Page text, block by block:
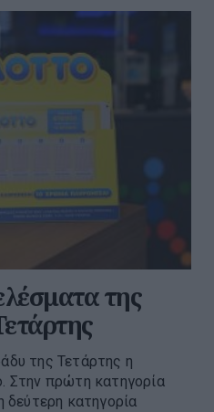
της
της Τετάρτης η
Στην πρώτη κατηγορία
δεύτερη κατηγορία